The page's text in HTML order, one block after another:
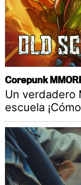
Corepunk
Un verdadero
escuela